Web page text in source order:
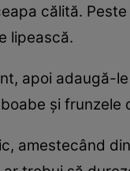
călită.
lipească.
apoi adaugă-
şi frunzele
amestecând